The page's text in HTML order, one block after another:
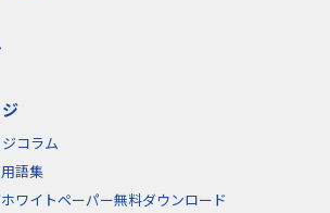
コラム
語集
ワイトペーパー無料ダウンロード